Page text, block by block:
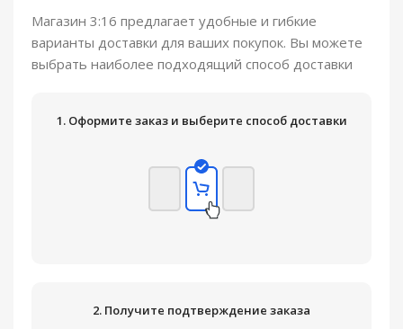
Магазин 3:16 предлагает удобные и гибкие
варианты доставки для ваших покупок. Вы можете
выбрать наиболее подходящий способ доставки
1. Оформите заказ и выберите способ доставки
2. Получите подтверждение заказа